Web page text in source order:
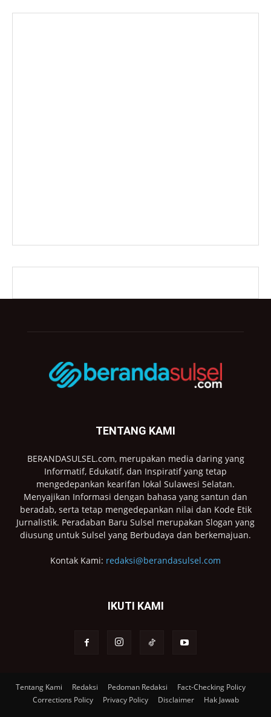
TENTANG KAMI
BERANDASULSEL.com, merupakan media daring yang
Informatif, Edukatif, dan Inspiratif yang tetap
mengedepankan kearifan lokal Sulawesi Selatan.
Menyajikan Informasi dengan bahasa yang santun dan
beradab, serta tetap mengedepankan nilai dan Kode Etik
Jurnalistik. Peradaban Baru Sulsel merupakan Slogan yang
diusung untuk Sulsel yang Berbudaya dan berkemajuan.
Kontak Kami: redaksi@berandasulsel.com
IKUTI KAMI
Tentang Kami Redaksi Pedoman Redaksi
Fact-Checking Policy
Corrections Policy
Privacy Policy Disclaimer Hak Jawab